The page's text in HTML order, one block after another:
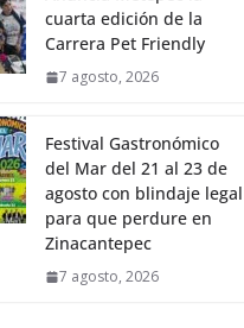
cuarta edición de la
Carrera Pet Friendly
7 agosto, 2026
Festival Gastronómico
del Mar del 21 al 23 de
agosto con blindaje legal
para que perdure en
Zinacantepec
7 agosto, 2026